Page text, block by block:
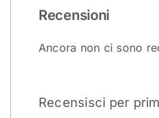
Recensioni
Ancora non ci sono
Recensisci per